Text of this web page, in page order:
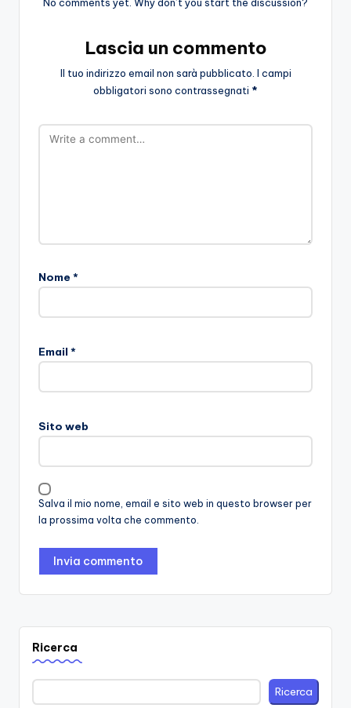
No comments yet. Why don’t you start the discussion?
Lascia un commento
Il tuo indirizzo email non sarà pubblicato. I campi
obbligatori sono contrassegnati *
Nome *
Email *
Sito web
Salva il mio nome, email e sito web in questo browser per
la prossima volta che commento.
Ricerca
Ricerca